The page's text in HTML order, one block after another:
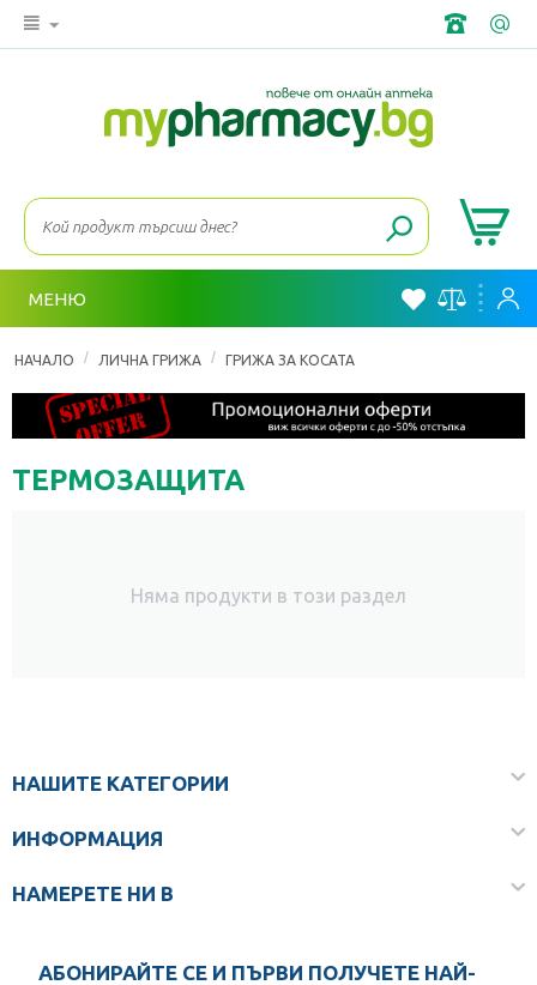
МЕНЮ
НАЧАЛО / ЛИЧНА ГРИЖА / ГРИЖА ЗА КОСАТА
ТЕРМОЗАЩИТА
Няма продукти в този раздел
НАШИТЕ КАТЕГОРИИ
ИНФОРМАЦИЯ
НАМЕРЕТЕ НИ В
АБОНИРАЙТЕ СЕ И ПЪРВИ ПОЛУЧЕТЕ НАЙ-